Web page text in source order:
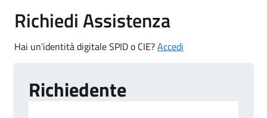
Richiedi Assistenza
Hai un’identità digitale SPID o CIE?Accedi
Richiedente